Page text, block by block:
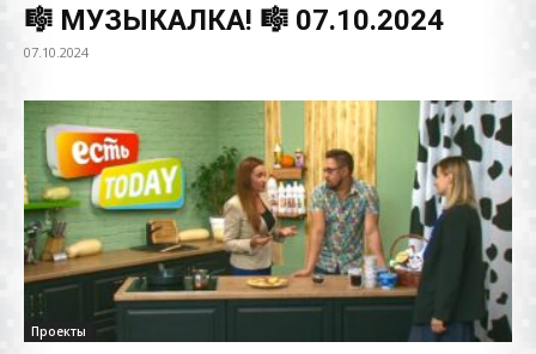
🎼 МУЗЫКАЛКА! 🎼 07.10.2024
07.10.2024
Проекты